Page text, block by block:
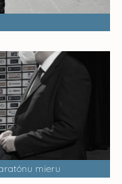
mieru